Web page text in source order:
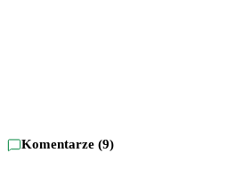
Komentarze (9)